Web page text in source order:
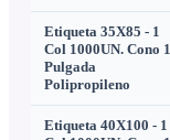
Etiqueta 35X85 - 1
Col 1000UN. Cono 1
Pulgada
Polipropileno
Etiqueta 40X100 - 1